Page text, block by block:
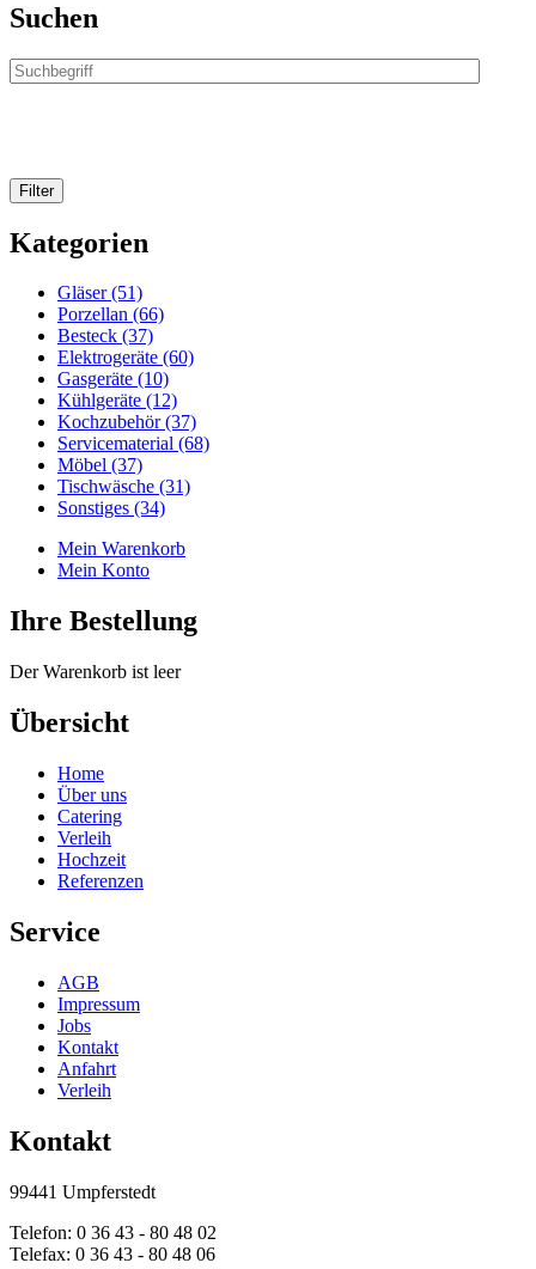
Suchen
Kategorien
Gläser (51)
Porzellan (66)
Besteck (37)
Elektrogeräte (60)
Gasgeräte (10)
Kühlgeräte (12)
Kochzubehör (37)
Servicematerial (68)
Möbel (37)
Tischwäsche (31)
Sonstiges (34)
Mein Warenkorb
Mein Konto
Ihre Bestellung
Der Warenkorb ist leer
Übersicht
Home
Über uns
Catering
Verleih
Hochzeit
Referenzen
Service
AGB
Impressum
Jobs
Kontakt
Anfahrt
Verleih
Kontakt
99441 Umpferstedt
Telefon: 0 36 43 - 80 48 02
Telefax: 0 36 43 - 80 48 06